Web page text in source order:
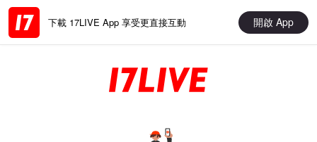
下載 17LIVE App 享受更直接互動 開啟 App